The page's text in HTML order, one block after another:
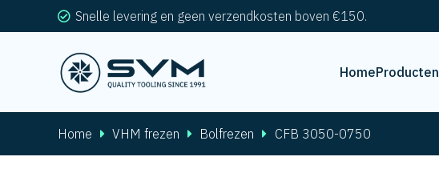
Snelle levering en geen verzendkosten boven €150.
HomeProducten
Home VHM frezen Bolfrezen CFB 3050-0750